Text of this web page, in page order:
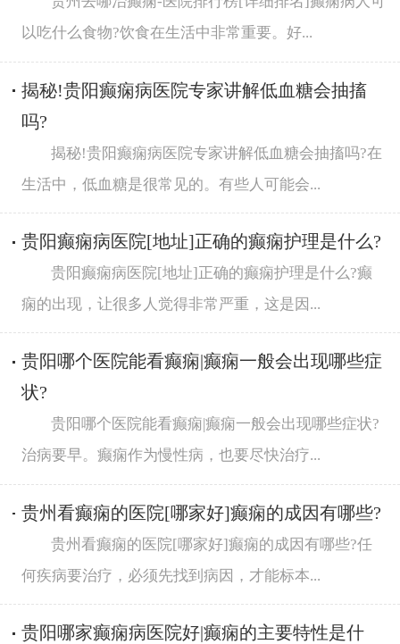
以吃什么食物?饮食在生活中非常重要。好...
揭秘!贵阳癫痫病医院专家讲解低血糖会抽搐
吗?
揭秘!贵阳癫痫病医院专家讲解低血糖会抽搐吗?在
生活中，低血糖是很常见的。有些人可能会...
贵阳癫痫病医院[地址]正确的癫痫护理是什么?
贵阳癫痫病医院[地址]正确的癫痫护理是什么?癫
痫的出现，让很多人觉得非常严重，这是因...
贵阳哪个医院能看癫痫|癫痫一般会出现哪些症
状?
贵阳哪个医院能看癫痫|癫痫一般会出现哪些症状?
治病要早。癫痫作为慢性病，也要尽快治疗...
贵州看癫痫的医院[哪家好]癫痫的成因有哪些?
贵州看癫痫的医院[哪家好]癫痫的成因有哪些?任
何疾病要治疗，必须先找到病因，才能标本...
贵阳哪家癫痫病医院好|癫痫的主要特性是什